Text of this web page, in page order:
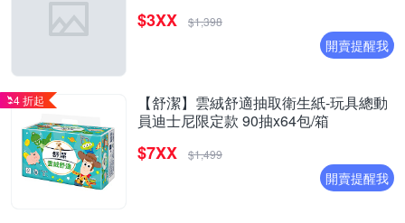
$3XX $1,398
開賣提醒我
4 折起
【舒潔】雲絨舒適抽取衛生紙-玩具總動
員迪士尼限定款 90抽x64包/箱
$7XX $1,499
開賣提醒我